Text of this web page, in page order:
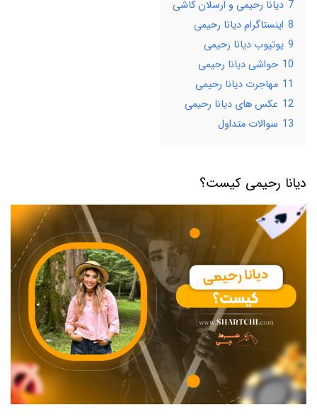
7 دیانا رحیمی و ارسلان کاشی
8 اینستاگرام دیانا رحیمی
9 یوتیوب دیانا رحیمی
10 حواشی دیانا رحیمی
11 مهاجرت دیانا رحیمی
12 عکس های دیانا رحیمی
13 سوالات متداول
دیانا رحیمی کیست؟